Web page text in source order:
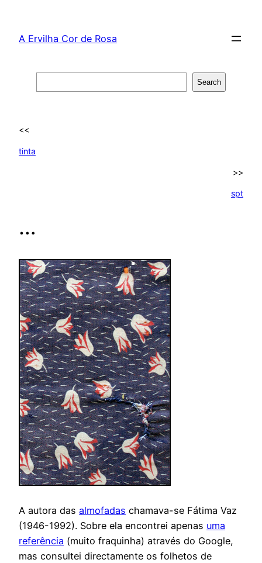
content
A Ervilha Cor de Rosa
Search
<<
tinta
>>
spt
…
A autora das almofadas chamava-se Fátima Vaz
(1946-1992). Sobre ela encontrei apenas uma
referência (muito fraquinha) através do Google,
mas consultei directamente os folhetos de